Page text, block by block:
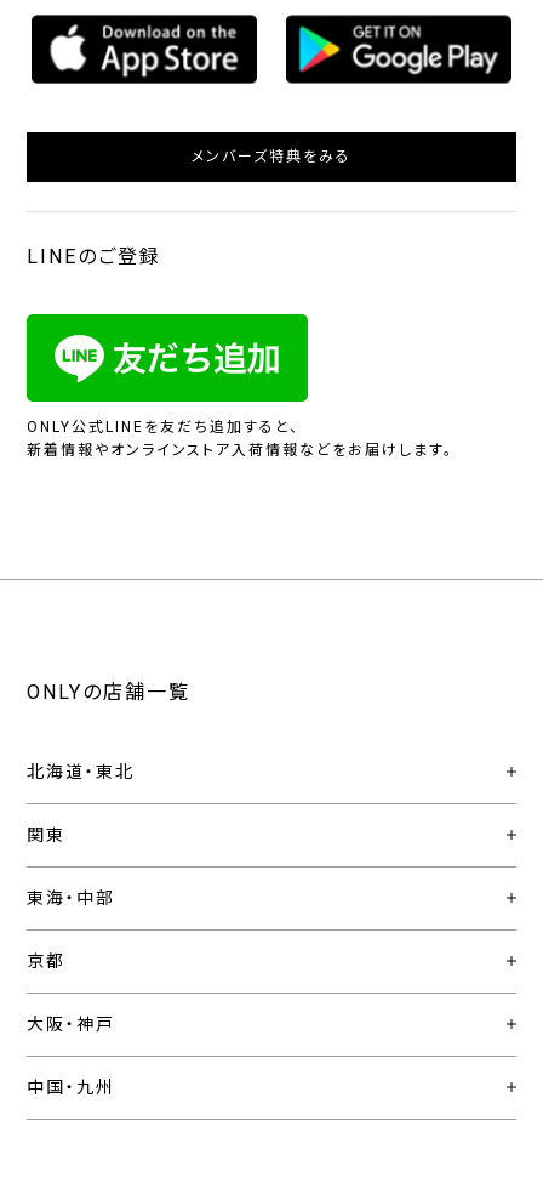
メンバーズ特典をみる
LINEのご登録
ONLY公式LINEを友だち追加すると、
新着情報やオンラインストア入荷情報などをお届けします。
ONLYの店舗一覧
北海道・東北
関東
東海・中部
京都
大阪・神戸
中国・九州